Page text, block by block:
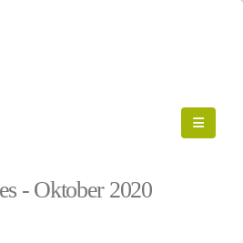
- Oktober 2020